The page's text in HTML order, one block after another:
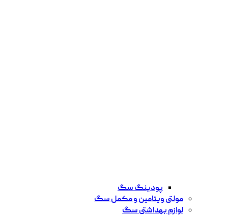
پودینگ سگ
مولتی ویتامین و مکمل سگ
لوازم بهداشتی سگ